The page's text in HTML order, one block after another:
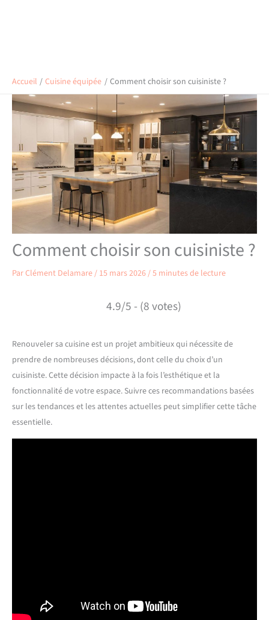
Accueil Cuisine équipée Comment choisir son cuisiniste ?
Comment choisir son cuisiniste ?
ParClément Delamare/ 15 mars 2026/5 minutes de lecture
4.9/5 - (8 votes)
Renouveler sa cuisine est un projet ambitieux qui nécessite de
prendre de nombreuses décisions, dont celle du choix d’un
cuisiniste. Cette décision impacte à la fois l’esthétique et la
fonctionnalité de votre espace. Suivre ces recommandations basées
sur les tendances et les attentes actuelles peut simplifier cette tâche
essentielle.